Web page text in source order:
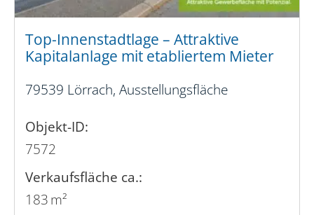
Top-Innenstadtlage – Attraktive
Kapitalanlage mit etabliertem Mieter
79539 Lörrach, Ausstellungsfläche
Objekt-ID:
7572
Verkaufsfläche ca.:
183 m²